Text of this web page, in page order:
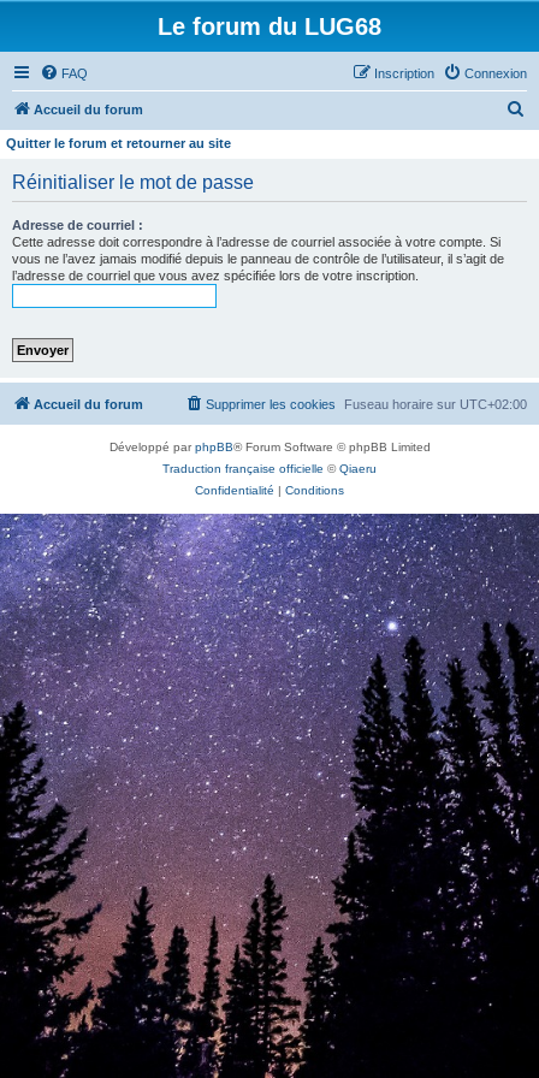
Le forum du LUG68
FAQ Connexion
Inscription
Accueil du forum
Quitter le forum et retourner au site
Réinitialiser le mot de passe
Adresse de courriel :
Cette adresse doit correspondre à l’adresse de courriel associée à votre compte. Si
vous ne l’avez jamais modifié depuis le panneau de contrôle de l’utilisateur, il s’agit de
l’adresse de courriel que vous avez spécifiée lors de votre inscription.
Accueil du forum Fuseau horaire sur UTC+02:00
Supprimer les cookies
Développé parphpBB® Forum Software © phpBB Limited
Traduction française officielle ©Qiaeru
Confidentialité | Conditions